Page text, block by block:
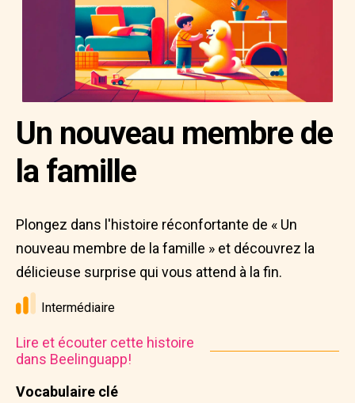
Vocabulaire clé
Un nouveau membre de
la famille
Plongez dans l'histoire réconfortante de « Un
nouveau membre de la famille » et découvrez la
délicieuse surprise qui vous attend à la fin.
Intermédiaire
Lire et écouter cette histoire
dans Beelinguapp!